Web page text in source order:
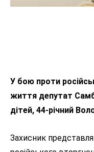
У бою проти
життя депутат
дітей, 44-річний
Захисник